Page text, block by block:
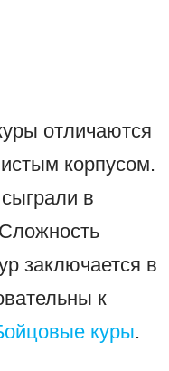
отличаются
корпусом.
в
заключается в
к
куры.